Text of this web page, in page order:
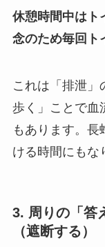
休憩時間中はト
念のため毎回ト
これは「排泄」
歩く」ことで血
もあります。
ける時間にもな
3. 周りの「答
（遮断する）